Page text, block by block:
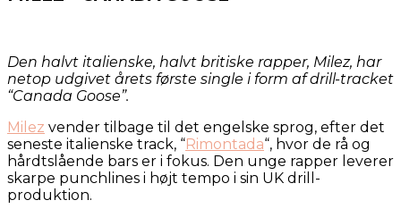
Den halvt italienske, halvt britiske rapper, Milez, har
netop udgivet årets første single i form af drill-tracket
“Canada Goose”.
Milez vender tilbage til det engelske sprog, efter det
seneste italienske track, “Rimontada“, hvor de rå og
hårdtslående bars er i fokus. Den unge rapper leverer
skarpe punchlines i højt tempo i sin UK drill-
produktion.